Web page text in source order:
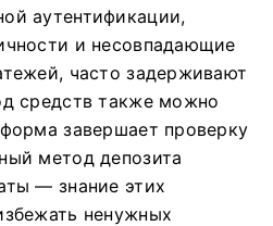
аутентификации,
и несовпадающие
часто задерживают
средств также можно
завершает проверку
метод депозита
— знание этих
ненужных